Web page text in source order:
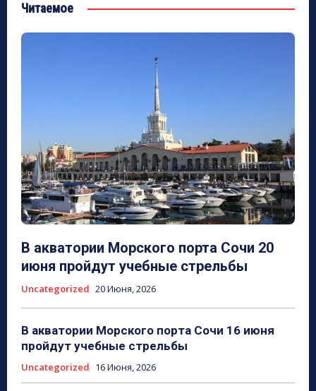
Читаемое
В акватории Морского порта Сочи 20
июня пройдут учебные стрельбы
Uncategorized 20 Июня, 2026
В акватории Морского порта Сочи 16 июня
пройдут учебные стрельбы
Uncategorized 16 Июня, 2026